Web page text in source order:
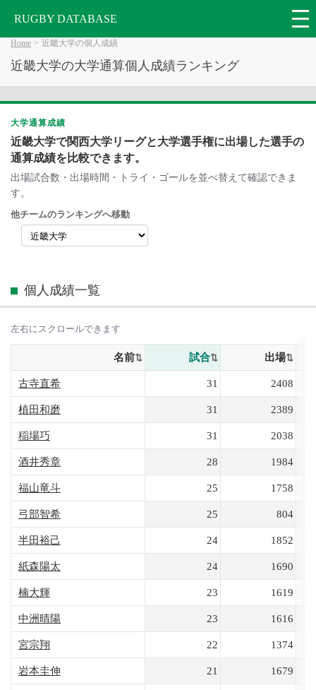
RUGBY DATABASE
Home 近畿大学の個人成績
近畿大学の大学通算個人成績ランキング
大学通算成績
近畿大学で関西大学リーグと大学選手権に出場した選手の
通算成績を比較できます。
出場試合数・出場時間・トライ・ゴールを並べ替えて確認できま
す。
他チームのランキングへ移動
個人成績一覧
左右にスクロールできます
名前 試合 出場
古寺直希 31 2408
植田和磨 31 2389
稲場巧 31 2038
酒井秀章 28 1984
福山竜斗 25 1758
弓部智希 25 804
半田裕己 24 1852
紙森陽太 24 1690
楠大輝 23 1619
中洲晴陽 23 1616
宮宗翔 22 1374
岩本圭伸 21 1679